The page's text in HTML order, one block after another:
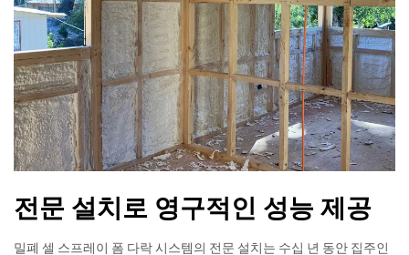
전문 설치로 영구적인 성능 제공
밀폐 셀 스프레이 폼 다락 시스템의 전문 설치는 수십 년 동안 집주인